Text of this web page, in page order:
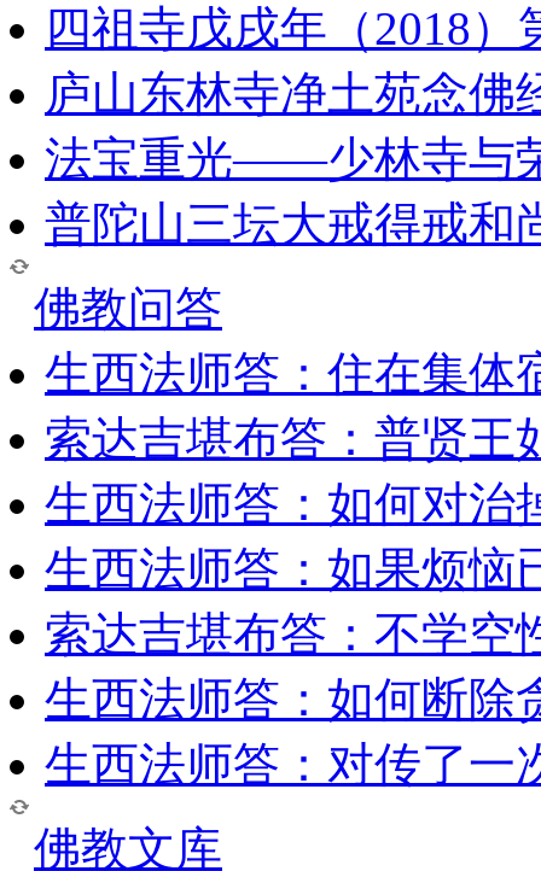
四祖寺戊戌年（2018
庐山东林寺净土苑念佛
法宝重光——少林寺与
普陀山三坛大戒得戒和
佛教问答
生西法师答：住在集体
索达吉堪布答：普贤王
生西法师答：如何对治
生西法师答：如果烦恼
索达吉堪布答：​不学空
生西法师答：如何断除
生西法师答：对传了一
佛教文库